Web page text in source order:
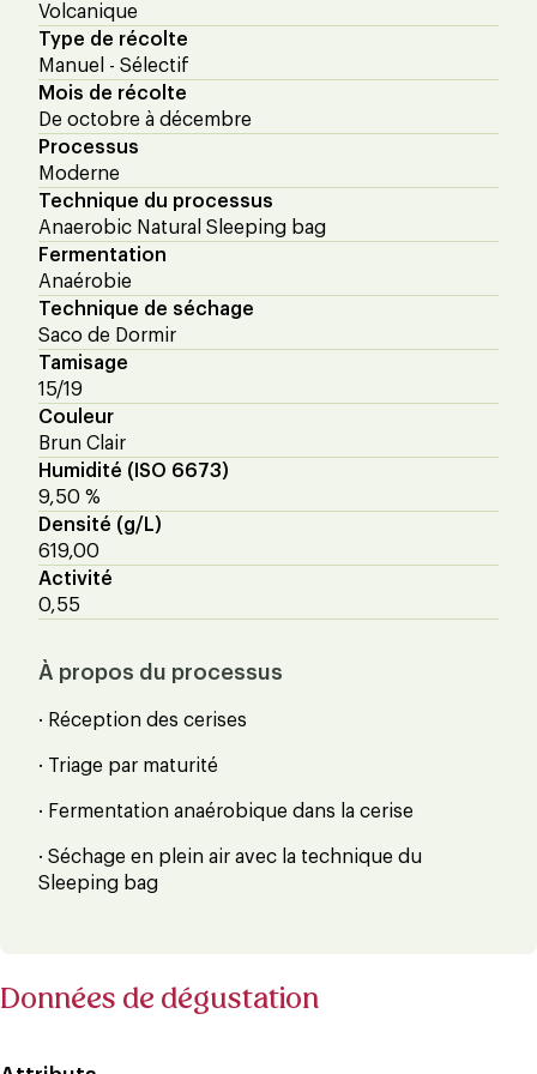
Volcanique
Type de récolte
Manuel - Sélectif
Mois de récolte
De octobre à décembre
Processus
Moderne
Technique du processus
Anaerobic Natural Sleeping bag
Fermentation
Anaérobie
Technique de séchage
Saco de Dormir
Tamisage
15/19
Couleur
Brun Clair
Humidité (ISO 6673)
9,50 %
Densité (g/L)
619,00
Activité
0,55
À propos du processus
· Réception des cerises
· Triage par maturité
· Fermentation anaérobique dans la cerise
· Séchage en plein air avec la technique du
Sleeping bag
Données de dégustation